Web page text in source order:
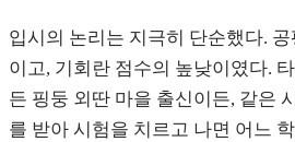
입시의 논리는 지극히 단순했다.
이고, 기회란 점수의 높낮이였다.
든 핑둥 외딴 마을 출신이든, 같은
를 받아 시험을 치르고 나면 어느